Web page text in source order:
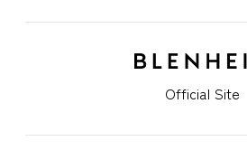
Official Site